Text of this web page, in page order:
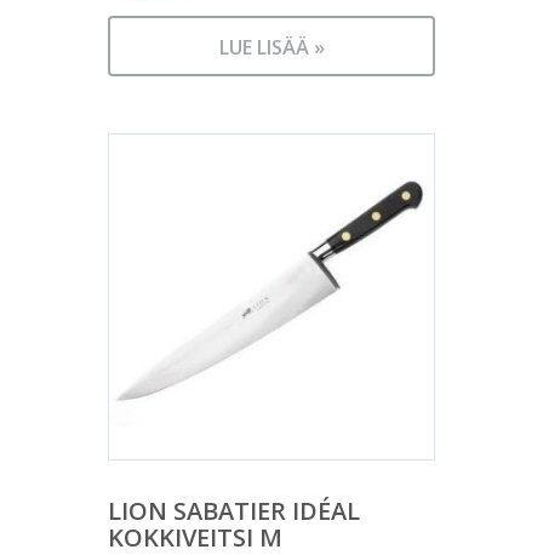
LUE LISÄÄ »
LION SABATIER IDÉAL
KOKKIVEITSI M